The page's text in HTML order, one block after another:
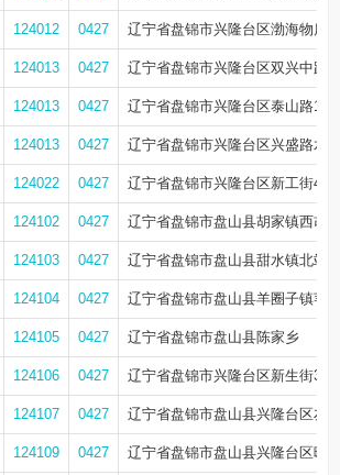
124012 0427 辽宁省盘锦市兴隆台区渤海物质
124013 0427 辽宁省盘锦市兴隆台区双兴中路
124013 0427 辽宁省盘锦市兴隆台区泰山路199
124013 0427 辽宁省盘锦市兴隆台区兴盛路水
124022 0427 辽宁省盘锦市兴隆台区新工街46
124102 0427 辽宁省盘锦市盘山县胡家镇西胡
124103 0427 辽宁省盘锦市盘山县甜水镇北站
124104 0427 辽宁省盘锦市盘山县羊圈子镇苇
124105 0427 辽宁省盘锦市盘山县陈家乡
124106 0427 辽宁省盘锦市兴隆台区新生街3号
124107 0427 辽宁省盘锦市盘山县兴隆台区友
124109 0427 辽宁省盘锦市盘山县兴隆台区曙